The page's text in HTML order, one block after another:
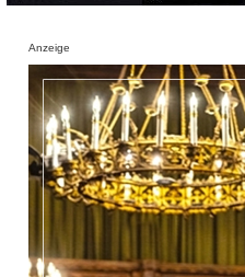
Anzeige